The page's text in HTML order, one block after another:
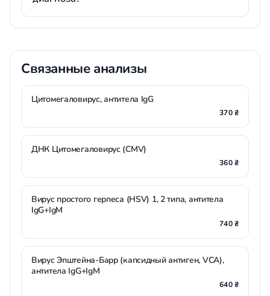
Связанные анализы
Цитомегаловирус, антитела IgG
370 ₴
ДНК Цитомегаловирус (CMV)
360 ₴
Вирус простого герпеса (HSV) 1, 2 типа, антитела
IgG+IgM
740 ₴
Вирус Эпштейна-Барр (капсидный антиген, VCA),
антитела IgG+IgM
640 ₴